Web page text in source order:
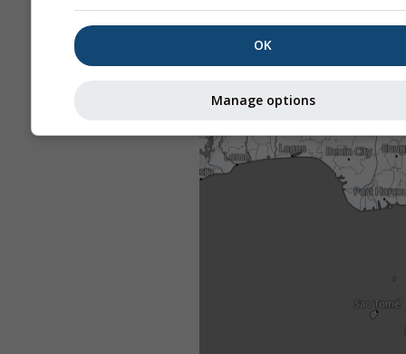
OK
Manage options